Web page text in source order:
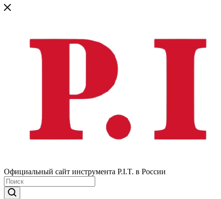
Официальный сайт инструмента P.I.T. в России